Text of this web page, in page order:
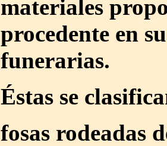
materiales
procedente en
funerarias.
Éstas se
fosas rodeadas